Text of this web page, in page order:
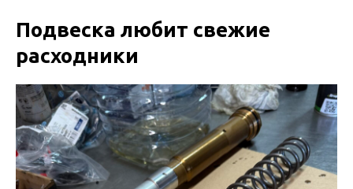
Подвеска любит свежие
расходники